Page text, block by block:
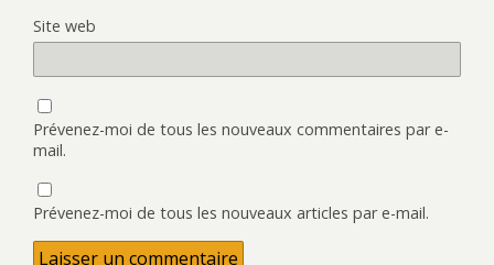
Site web
Prévenez-moi de tous les nouveaux commentaires par e-
mail.
Prévenez-moi de tous les nouveaux articles par e-mail.